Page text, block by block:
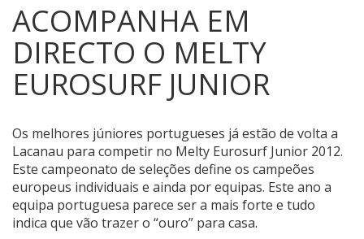
ACOMPANHA EM
DIRECTO O MELTY
EUROSURF JUNIOR
Os melhores júniores portugueses já estão de volta a
Lacanau para competir no Melty Eurosurf Junior 2012.
Este campeonato de seleções define os campeões
europeus individuais e ainda por equipas. Este ano a
equipa portuguesa parece ser a mais forte e tudo
indica que vão trazer o “ouro” para casa.